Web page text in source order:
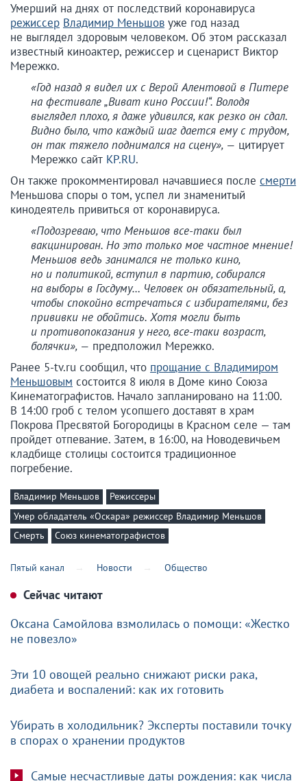
Умерший на днях от последствий коронавируса
режиссер Владимир Меньшов уже год назад
не выглядел здоровым человеком. Об этом рассказал
известный киноактер, режиссер и сценарист Виктор
Мережко.
«Год назад я видел их с Верой Алентовой в Питере
на фестивале „Виват кино России!“. Володя
выглядел плохо, я даже удивился, как резко он сдал.
Видно было, что каждый шаг дается ему с трудом,
он так тяжело поднимался на сцену», — цитирует
Мережко сайт KP.RU.
Он также прокомментировал начавшиеся после смерти
Меньшова споры о том, успел ли знаменитый
кинодеятель привиться от коронавируса.
«Подозреваю, что Меньшов все-таки был
вакцинирован. Но это только мое частное мнение!
Меньшов ведь занимался не только кино,
но и политикой, вступил в партию, собирался
на выборы в Госдуму… Человек он обязательный, а,
чтобы спокойно встречаться с избирателями, без
прививки не обойтись. Хотя могли быть
и противопоказания у него, все-таки возраст,
болячки», — предположил Мережко.
Ранее 5-tv.ru сообщил, что прощание с Владимиром
Меньшовым состоится 8 июля в Доме кино Союза
Кинематографистов. Начало запланировано на 11:00.
В 14:00 гроб с телом усопшего доставят в храм
Покрова Пресвятой Богородицы в Красном селе — там
пройдет отпевание. Затем, в 16:00, на Новодевичьем
кладбище столицы состоится традиционное
погребение.
Владимир Меньшов
Режиссеры
Умер обладатель «Оскара» режиссер Владимир Меньшов
Смерть
Союз кинематографистов
Пятый канал Новости Общество
Сейчас читают
Оксана Самойлова взмолилась о помощи: «Жестко
не повезло»
Эти 10 овощей реально снижают риски рака,
диабета и воспалений: как их готовить
Убирать в холодильник? Эксперты поставили точку
в спорах о хранении продуктов
Самые несчастливые даты рождения: как числа